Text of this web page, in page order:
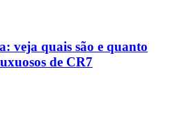
veja quais são e quanto
de CR7